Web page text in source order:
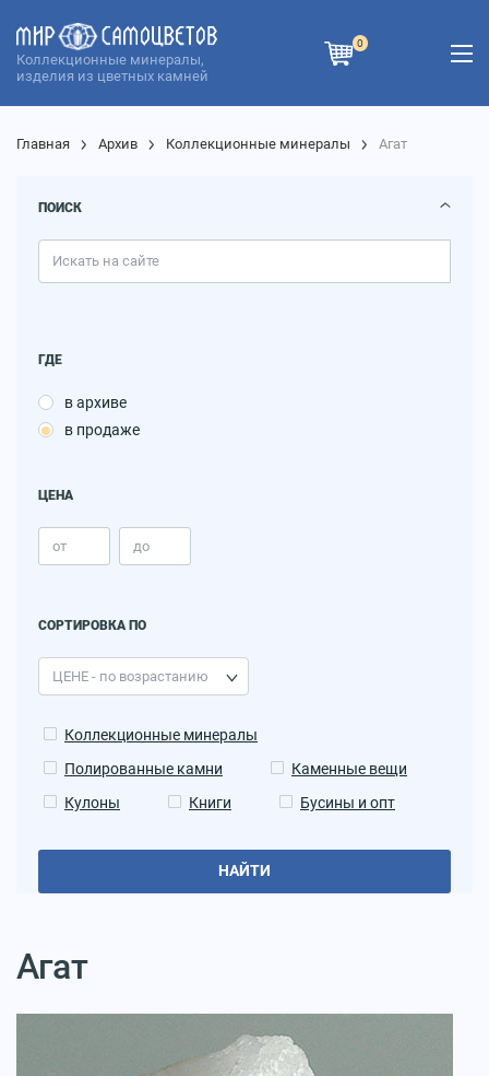
Коллекционные минералы,
изделия из цветных камней
0
Главная Архив Коллекционные минералы Агат
ПОИСК
ГДЕ
в архиве
в продаже
ЦЕНА
СОРТИРОВКА ПО
Коллекционные минералы
Полированные камни
Каменные вещи
Кулоны
Книги Бусины и опт
НАЙТИ
Агат